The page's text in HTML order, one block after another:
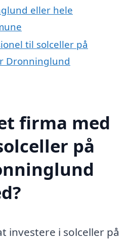
eller hele
til solceller på
Dronninglund
firma med
på
investere i solceller på